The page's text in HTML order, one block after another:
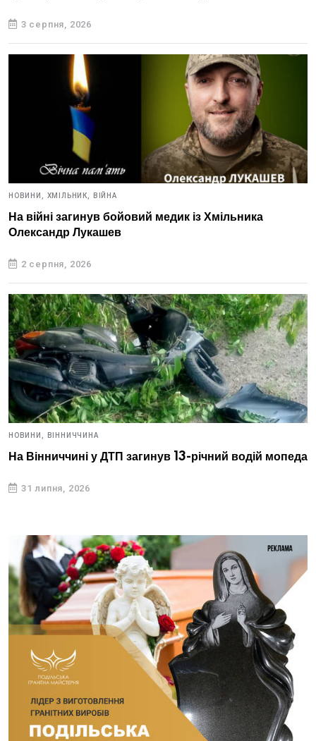
3 серпня, 2026
НОВИНИ, ХМІЛЬНИК, ВІЙНА
На війні загинув бойовий медик із Хмільника
Олександр Лукашев
2 серпня, 2026
НОВИНИ, ВІННИЧЧИНА
На Вінниччині у ДТП загинув 13-річний водій мопеда
31 липня, 2026